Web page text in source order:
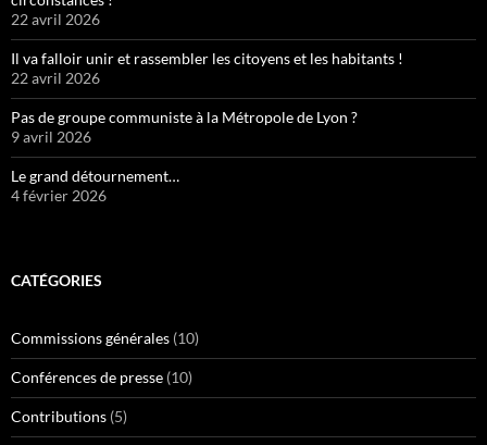
22 avril 2026
Il va falloir unir et rassembler les citoyens et les habitants !
22 avril 2026
Pas de groupe communiste à la Métropole de Lyon ?
9 avril 2026
Le grand détournement…
4 février 2026
CATÉGORIES
Commissions générales (10)
Conférences de presse (10)
Contributions (5)